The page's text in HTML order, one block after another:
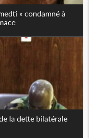
» condamné à
la dette bilatérale